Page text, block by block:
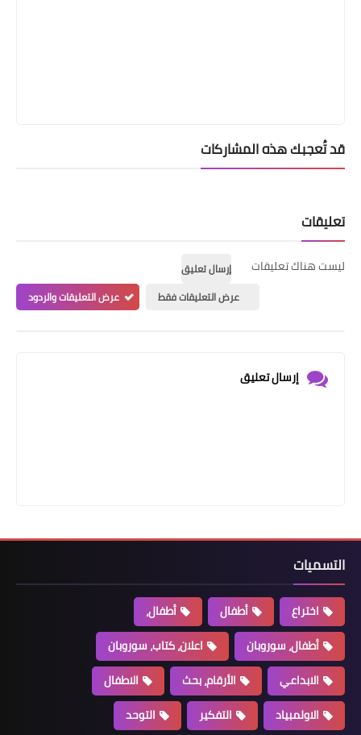
قد تُعجبك هذه المشاركات
تعليقات
ليست هناك تعليقات
إرسال تعليق
عرض التعليقات فقط
عرض التعليقات والردود
إرسال تعليق
التسميات
اختراع أطفال
أطفال،
أطفال، سوروبان
اعلان، كتاب، سوروبان
الابداعي
الأرقام، بحث
الاطفال
الاولمبياد
التفكير
التوحد